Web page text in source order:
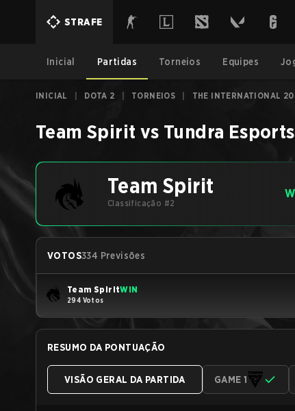
STRAFE
Inicial Partidas Torneios Equipes
INICIAL DOTA 2 TORNEIOS THE INTERNATIONAL
Team Spirit vs Tundra Esports
Team Spirit
Classificação #2
VOTOS334 Previsões
Team SpiritWIN
294 Votos
RESUMO DA PONTUAÇÃO
VISÃO GERAL DA PARTIDA GAME 1